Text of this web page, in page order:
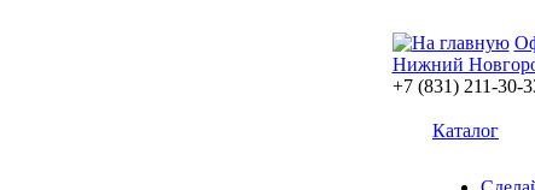
Нижний
+7 (831) 211-30-
Каталог